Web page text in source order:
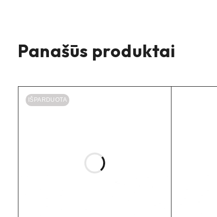
1komplektas = vienam suportui(vienai
Specifikacijos
8.R (Race)
Panašūs produktai
IŠPARDUOTA